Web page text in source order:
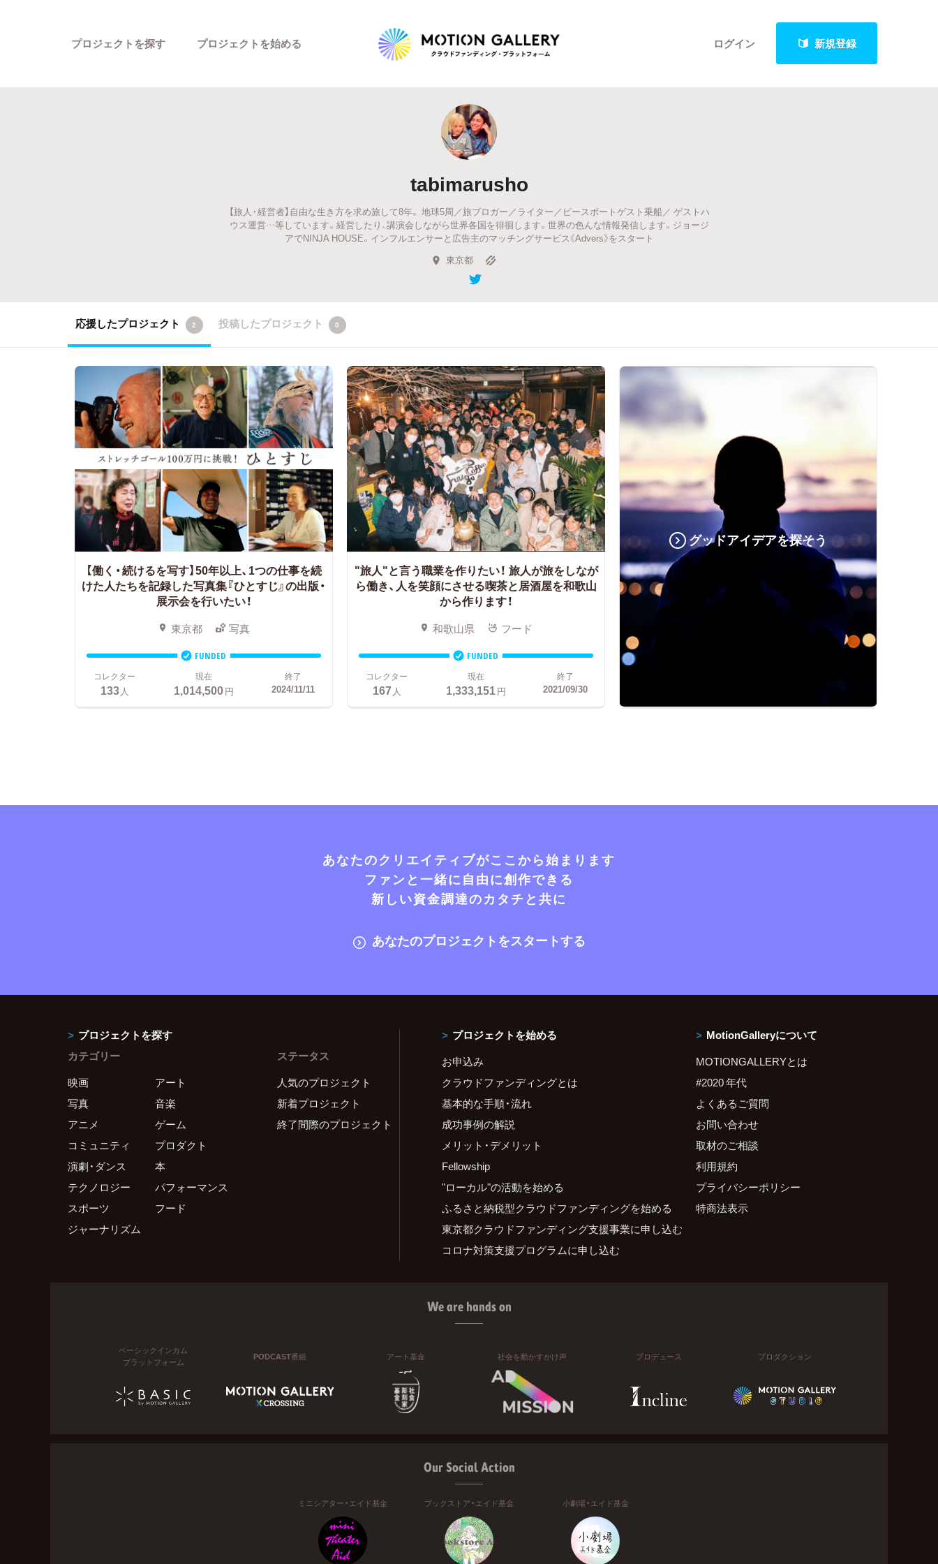
ログイン 新規登録
プロジェクトを探す
Highlight
新着プロジェクト
Feature
カテゴリーから探す タグから探す キュレーターから探す 特集から探す 最新進捗報告から探す
Legendary
プロジェクトを始める
tabimarusho
【旅人・経営者】自由な生き方を求め旅して8年。 地球5周／旅ブロガー／ライター／ピースボートゲスト乗船／ ゲストハ
ウス運営…等しています。経営したり、講演会しながら世界各国を徘徊します。世界の色んな情報発信します。ジョージ
アでNINJA HOUSE。インフルエンサーと広告主のマッチングサービス《Advers》をスタート
東京都
応援したプロジェクト 2 投稿したプロジェクト 0
【働く・続けるを写す】50年以上、1つの仕事を続
けた人たちを記録した写真集『ひとすじ』の出版・
展示会を行いたい！
東京都 写真
FUNDED
コレクター
133人
現在
1,014,500円
終了
2024/11/11
"旅人"と言う職業を作りたい！ 旅人が旅をしなが
ら働き、人を笑顔にさせる喫茶と居酒屋を和歌山
から作ります！
和歌山県 フード
FUNDED
コレクター
167人
現在
1,333,151円
終了
2021/09/30
グッドアイデアを探そう
あなたのクリエイティブがここから始まります
ファンと一緒に自由に創作できる
新しい資金調達のカタチと共に
あなたのプロジェクトをスタートする
プロジェクトを探す
カテゴリー
映画
アート
写真
音楽
アニメ
ゲーム
コミュニティ
プロダクト
演劇・ダンス
本
テクノロジー
パフォーマンス
スポーツ
フード
ジャーナリズム
ステータス
人気のプロジェクト
新着プロジェクト
終了間際のプロジェクト
プロジェクトを始める
お申込み
クラウドファンディングとは
基本的な手順・流れ
成功事例の解説
メリット・デメリット
Fellowship
"ローカル"の活動を始める
ふるさと納税型クラウドファンディングを始める
東京都クラウドファンディング支援事業に申し込む
コロナ対策支援プログラムに申し込む
MotionGalleryについて
MOTIONGALLERYとは
#2020 年代
よくあるご質問
お問い合わせ
取材のご相談
利用規約
プライバシーポリシー
特商法表示
We are hands on
ベーシックインカム
プラットフォーム
PODCAST番組 アート基金 社会を動かすかけ声 プロデュース プロダクション
Our Social Action
ミニシアター・エイド基金 ブックストア・エイド基金 小劇場・エイド基金